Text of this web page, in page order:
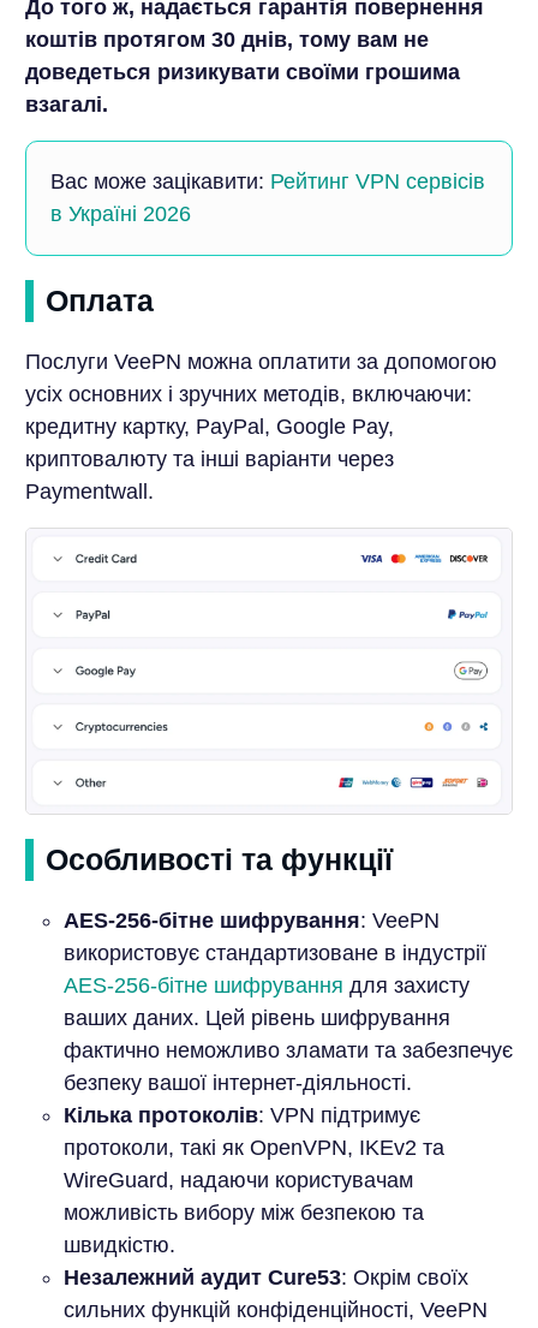
До того ж, надається гарантія повернення
коштів протягом 30 днів, тому вам не
доведеться ризикувати своїми грошима
взагалі.
Вас може зацікавити: Рейтинг VPN сервісів
в Україні 2026
Оплата
Послуги VeePN можна оплатити за допомогою
усіх основних і зручних методів, включаючи:
кредитну картку, PayPal, Google Pay,
криптовалюту та інші варіанти через
Paymentwall.
Особливості та функції
AES-256-бітне шифрування: VeePN
використовує стандартизоване в індустрії
AES-256-бітне шифрування для захисту
ваших даних. Цей рівень шифрування
фактично неможливо зламати та забезпечує
безпеку вашої інтернет-діяльності.
Кілька протоколів: VPN підтримує
протоколи, такі як OpenVPN, IKEv2 та
WireGuard, надаючи користувачам
можливість вибору між безпекою та
швидкістю.
Незалежний аудит Cure53: Окрім своїх
сильних функцій конфіденційності, VeePN